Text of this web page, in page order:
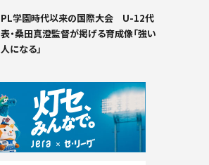
PL学園時代以来の国際大会 U-12代
表・桑田真澄監督が掲げる育成像「強い
人になる」